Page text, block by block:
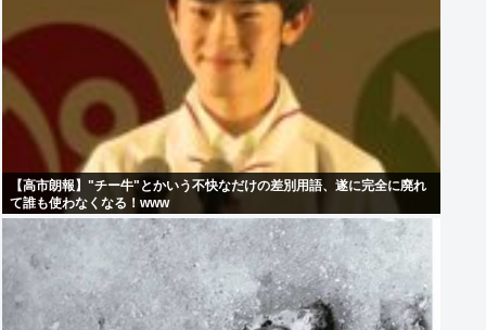
【高市朗報】"チー牛"とかいう不快なだけの差別用語、遂に完全に廃れ
て誰も使わなくなる！www